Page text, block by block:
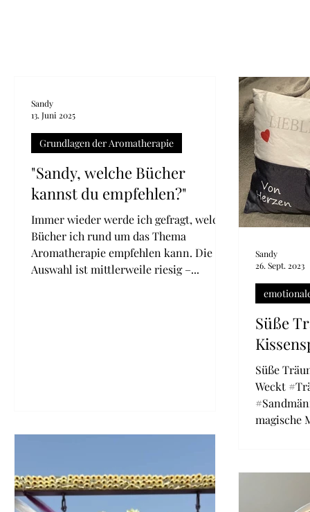
"Sandy, welche Bücher
kannst du empfehlen?"
Immer wieder werde ich gefragt, welche
Bücher ich rund um das Thema
Aromatherapie empfehlen kann. Die
Auswahl ist mittlerweile riesig –...
Grundlagen der Aromatherapie
Sandy
13. Juni 2025
Süße
Süße
Weckt
magische
Sandy
26. Sept. 2023